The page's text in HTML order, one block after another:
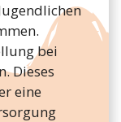
bei
Dieses
eine